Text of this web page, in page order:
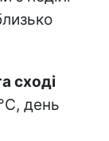
сході
день